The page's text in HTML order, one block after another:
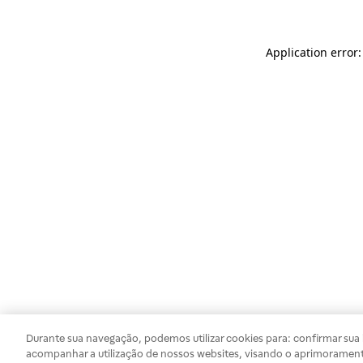
Application
Durante sua navegação, podemos utilizar cookies para: confirmar
acompanhar a utilização de nossos websites, visando o